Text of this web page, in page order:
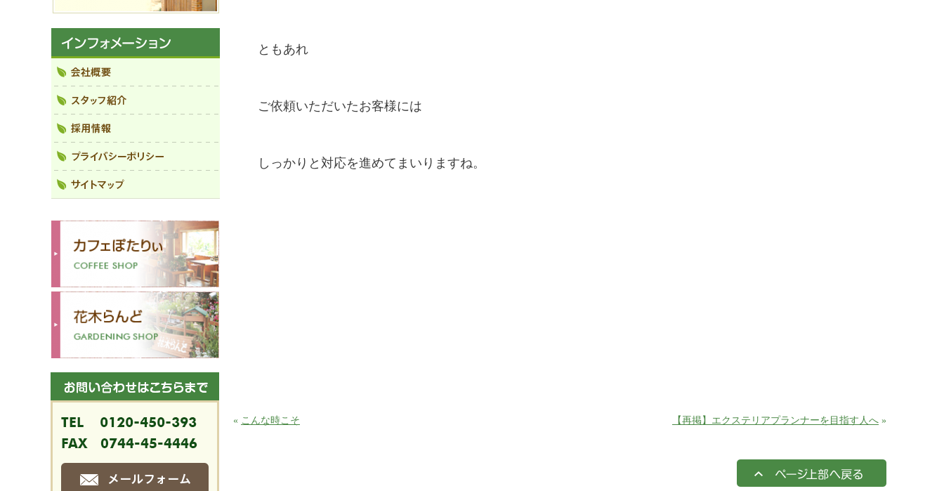
ともあれ
ご依頼いただいたお客様には
しっかりと対応を進めてまいりますね。
« こんな時こそ 【再掲】エクステリアプランナーを目指す人へ »